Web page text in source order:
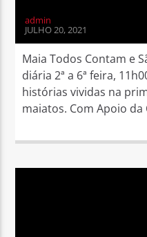
admin
JULHO 20, 2021
Maia Todos Contam e
diária 2ª a 6ª feira,
histórias vividas na
maiatos. Com Apoio